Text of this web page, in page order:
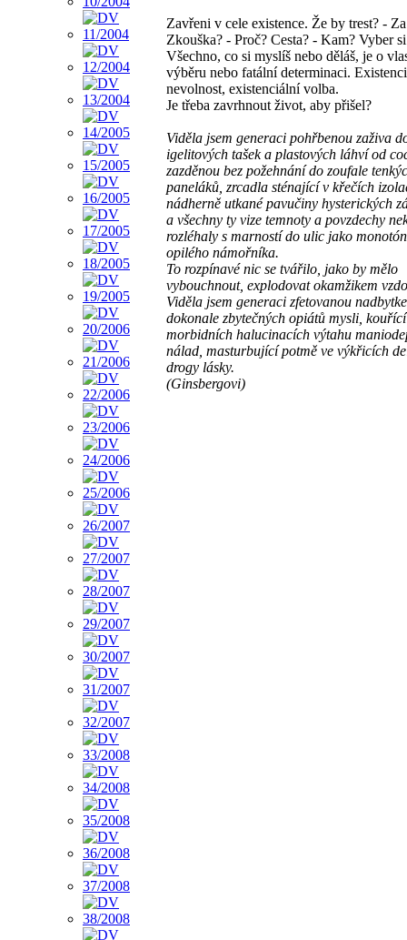
Zavřeni v cele existence. Že by trest? -
Zkouška? - Proč? Cesta? - Kam? Vyber
Všechno, co si myslíš nebo děláš, je o
výběru nebo fatální determinaci.
nevolnost, existenciální volba.
Je třeba zavrhnout život, aby přišel?
Viděla jsem generaci pohřbenou zaživa
igelitových tašek a plastových láhví od
zazděnou bez požehnání do zoufale
paneláků, zrcadla sténající v křečích
nádherně utkané pavučiny hysterických
a všechny ty vize temnoty a povzdechy
rozléhaly s marností do ulic jako
opilého námořníka.
To rozpínavé nic se tvářilo, jako by mělo
vybouchnout, explodovat okamžikem
Viděla jsem generaci zfetovanou
dokonale zbytečných opiátů mysli,
morbidních halucinacích výtahu
nálad, masturbující potmě ve výkřicích
drogy lásky.
(Ginsbergovi)